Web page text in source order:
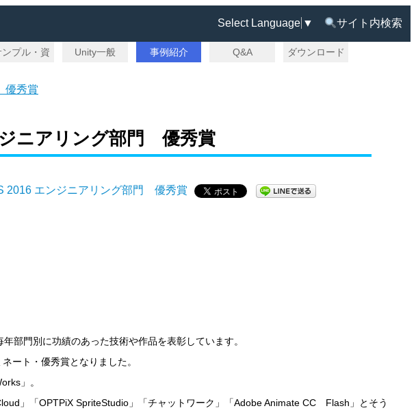
Select Language ▼ サイト内検索
ンプル・資
Unity一般 事例紹介 Q&A ダウンロード
優秀賞
ニアリング部門 優秀賞
部門別に功績のあった技術や作品を表彰しています。
ート・優秀賞となりました。
」。
」「OPTPiX SpriteStudio」「チャットワーク」「Adobe Animate CC Flash」とそう